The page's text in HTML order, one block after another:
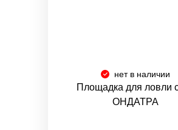
нет в наличии
Площадка для ловли
ОНДАТРА